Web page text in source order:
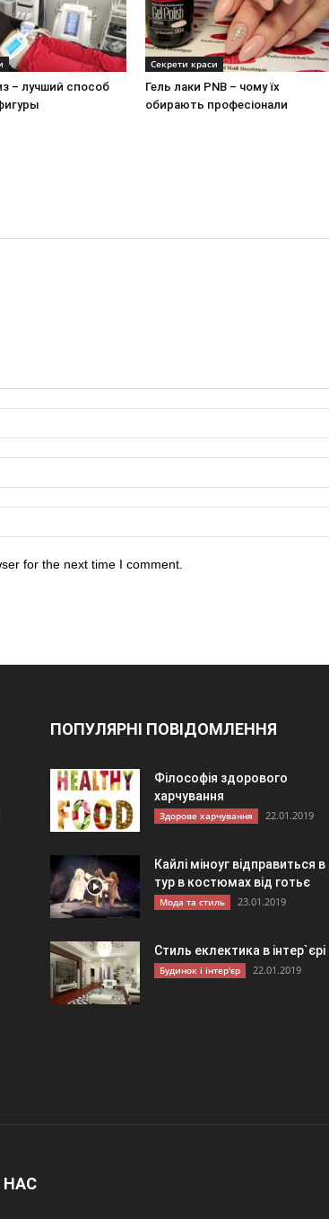
– лучший способ
Секрети краси
Гель лаки PNB – чому їх
обирають професіонали
for the next time I comment.
ПОПУЛЯРНІ ПОВІДОМЛЕННЯ
Філософія здорового
харчування
Здорове харчування 22.01.2019
Кайлі міноуг відправиться в
тур в костюмах від готьє
Мода та стиль 23.01.2019
Стиль еклектика в інтер`єрі
Будинок і інтер'єр 22.01.2019
НАС